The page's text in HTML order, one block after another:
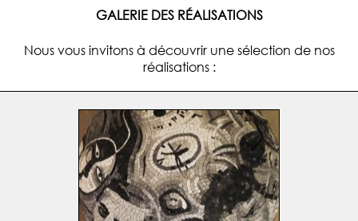
GALERIE DES RÉALISATIONS
Nous vous invitons à découvrir une sélection de nos
réalisations :